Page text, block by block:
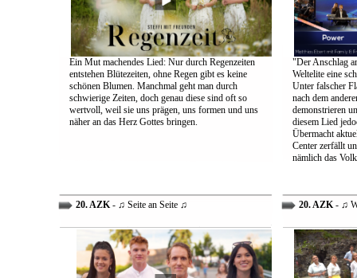
Ein Mut machendes Lied: Nur durch Regenzeiten
entstehen Blütezeiten, ohne Regen gibt es keine
schönen Blumen. Manchmal geht man durch
schwierige Zeiten, doch genau diese sind oft so
wertvoll, weil sie uns prägen, uns formen und uns
näher an das Herz Gottes bringen.
"Der Anschlag
Weltelite eine
Unter falscher
nach dem
demonstrieren
diesem Lied
Übermacht
Center zerfällt
nämlich das
20. AZK- ♫ Seite an Seite ♫ 20. AZK- ♫